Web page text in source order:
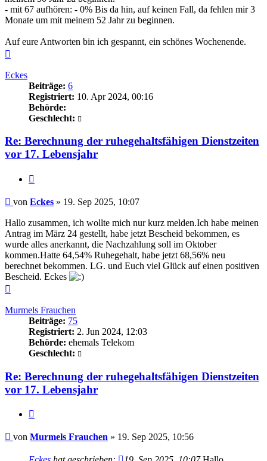
- mit 67 aufhören: - 0% Bis da hin, auf keinen Fall, da fehlen mir 3
Monate um mit meinem 52 Jahr zu beginnen.
Auf eure Antworten bin ich gespannt, ein schönes Wochenende.
Eckes
Beiträge: 6
Registriert: 10. Apr 2024, 00:16
Behörde:
Geschlecht:
Re: Berechnung der ruhegehaltsfähigen Dienstzeiten
vor 17. Lebensjahr
Beitrag
von Eckes » 19. Sep 2025, 10:07
Hallo zusammen, ich wollte mich nur kurz melden.Ich habe meinen
Antrag im März 24 gestellt, habe jetzt Bescheid bekommen, es
wurde alles anerkannt, die Nachzahlung soll im Oktober
kommen.Hatte 64,54% Ruhegehalt, habe jetzt 68,56% neu
berechnet bekommen. LG. und Euch viel Glück auf einen positiven
Bescheid. Eckes
Murmels Frauchen
Beiträge: 75
Registriert: 2. Jun 2024, 12:03
Behörde: ehemals Telekom
Geschlecht:
Re: Berechnung der ruhegehaltsfähigen Dienstzeiten
vor 17. Lebensjahr
Beitrag
von Murmels Frauchen » 19. Sep 2025, 10:56